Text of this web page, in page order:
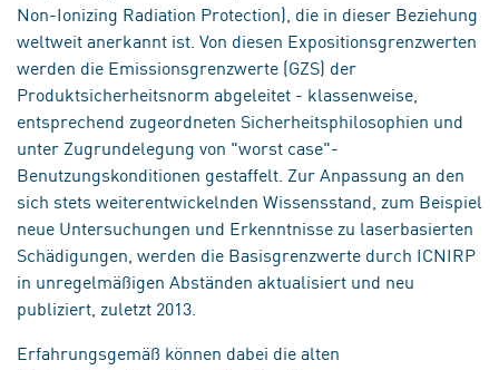
Non-Ionizing Radiation Protection), die in dieser Beziehung
weltweit anerkannt ist. Von diesen Expositionsgrenzwerten
werden die Emissionsgrenzwerte (GZS) der
Produktsicherheitsnorm abgeleitet - klassenweise,
entsprechend zugeordneten Sicherheitsphilosophien und
unter Zugrundelegung von "worst case"-
Benutzungskonditionen gestaffelt. Zur Anpassung an den
sich stets weiterentwickelnden Wissensstand, zum Beispiel
neue Untersuchungen und Erkenntnisse zu laserbasierten
Schädigungen, werden die Basisgrenzwerte durch ICNIRP
in unregelmäßigen Abständen aktualisiert und neu
publiziert, zuletzt 2013.
Erfahrungsgemäß können dabei die alten